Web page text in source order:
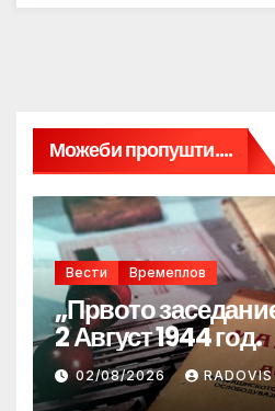
Можеби пропушти....
Вести Времеплов
„Првото
2 Август 1944 год.
02/08/2026